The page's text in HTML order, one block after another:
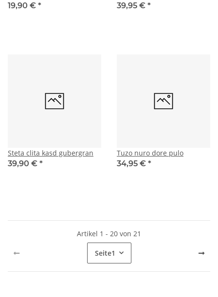
19,90 € *
39,95 € *
Steta clita kasd gubergran
39,90 € *
Tuzo nuro dore pulo
34,95 € *
Artikel 1 - 20 von 21
Seite1